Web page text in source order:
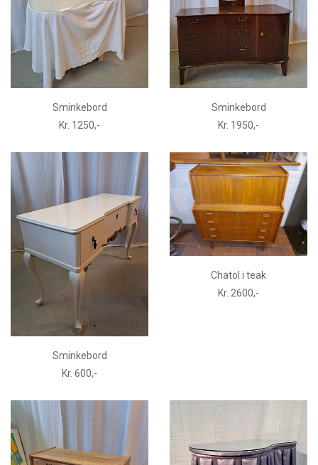
Sminkebord
Kr. 1250,-
Sminkebord
Kr. 1950,-
Sminkebord
Kr. 600,-
Chatol i teak
Kr. 2600,-